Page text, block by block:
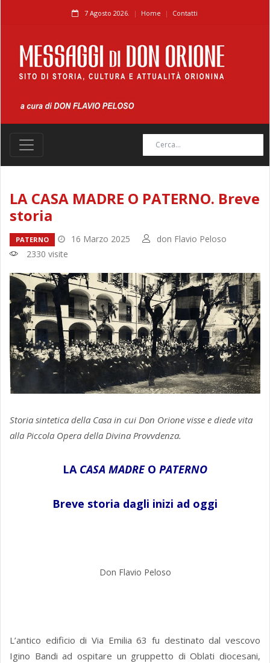
7 Agosto 2026. Home Contatti
LA CASA MADRE O PATERNO. Breve
storia
PATERNO 16 Marzo 2025
don Flavio Peloso
2330 visite
Storia sintetica della Casa in cui Don Orione visse e diede vita
alla Piccola Opera della Divina Provvdenza.
LA CASA MADREO PATERNO
Breve storia dagli inizi ad oggi
Don Flavio Peloso
L’antico edificio di Via Emilia 63 fu destinato dal vescovo
Igino Bandi ad ospitare un gruppetto di Oblati diocesani,